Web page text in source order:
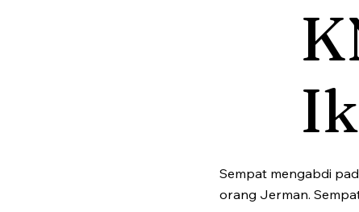
Sempat mengabdi
orang Jerman.